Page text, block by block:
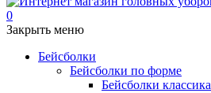
0
Закрыть меню
Бейсболки
Бейсболки по форме
Бейсболки классика